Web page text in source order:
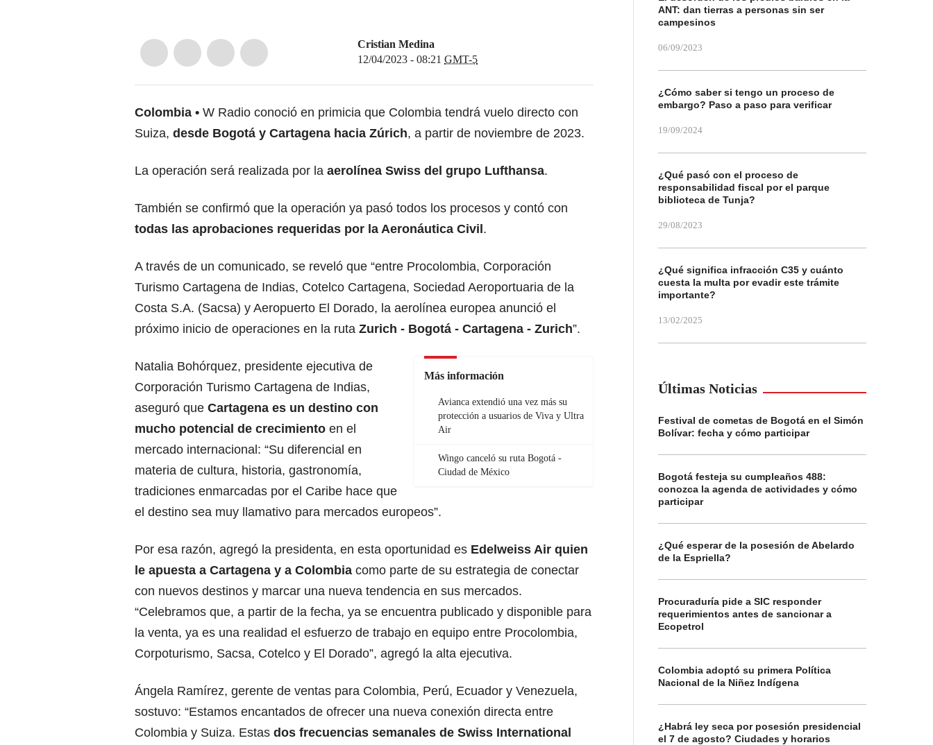
Cristian Medina
12/04/2023 - 08:21 GMT-5
Colombia
W Radio conoció en primicia que Colombia tendrá vuelo directo con
Suiza, desde Bogotá y Cartagena hacia Zúrich, a partir de noviembre de 2023.
La operación será realizada por la aerolínea Swiss del grupo Lufthansa.
También se confirmó que la operación ya pasó todos los procesos y contó con
todas las aprobaciones requeridas por la Aeronáutica Civil .
A través de un comunicado, se reveló que “entre Procolombia, Corporación
Turismo Cartagena de Indias, Cotelco Cartagena, Sociedad Aeroportuaria de la
Costa S.A. (Sacsa) y Aeropuerto El Dorado, la aerolínea europea anunció el
próximo inicio de operaciones en la ruta Zurich - Bogotá - Cartagena - Zurich”.
Más información
Avianca extendió una vez más su
protección a usuarios de Viva y Ultra
Air
Wingo canceló su ruta Bogotá -
Ciudad de México
Natalia Bohórquez, presidente ejecutiva de
Corporación Turismo Cartagena de Indias,
aseguró que Cartagena es un destino con
mucho potencial de crecimiento en el
mercado internacional: “Su diferencial en
materia de cultura, historia, gastronomía,
tradiciones enmarcadas por el Caribe hace que
el destino sea muy llamativo para mercados europeos”.
Por esa razón, agregó la presidenta, en esta oportunidad es Edelweiss Air quien
le apuesta a Cartagena y a Colombia como parte de su estrategia de conectar
con nuevos destinos y marcar una nueva tendencia en sus mercados.
“Celebramos que, a partir de la fecha, ya se encuentra publicado y disponible para
la venta, ya es una realidad el esfuerzo de trabajo en equipo entre Procolombia,
Corpoturismo, Sacsa, Cotelco y El Dorado”, agregó la alta ejecutiva.
Ángela Ramírez, gerente de ventas para Colombia, Perú, Ecuador y Venezuela,
sostuvo: “Estamos encantados de ofrecer una nueva conexión directa entre
Colombia y Suiza. Estas dos frecuencias semanales de Swiss International
ANT: dan tierras a personas sin ser
campesinos
06/09/2023
¿Cómo saber si tengo un proceso de
embargo? Paso a paso para verificar
19/09/2024
¿Qué pasó con el proceso de
responsabilidad fiscal por el parque
biblioteca de Tunja?
29/08/2023
¿Qué significa infracción C35 y cuánto
cuesta la multa por evadir este trámite
importante?
13/02/2025
Últimas Noticias
Festival de cometas de Bogotá en el Simón
Bolívar: fecha y cómo participar
Bogotá festeja su cumpleaños 488:
conozca la agenda de actividades y cómo
participar
¿Qué esperar de la posesión de Abelardo
de la Espriella?
Procuraduría pide a SIC responder
requerimientos antes de sancionar a
Ecopetrol
Colombia adoptó su primera Política
Nacional de la Niñez Indígena
¿Habrá ley seca por posesión presidencial
el 7 de agosto? Ciudades y horarios